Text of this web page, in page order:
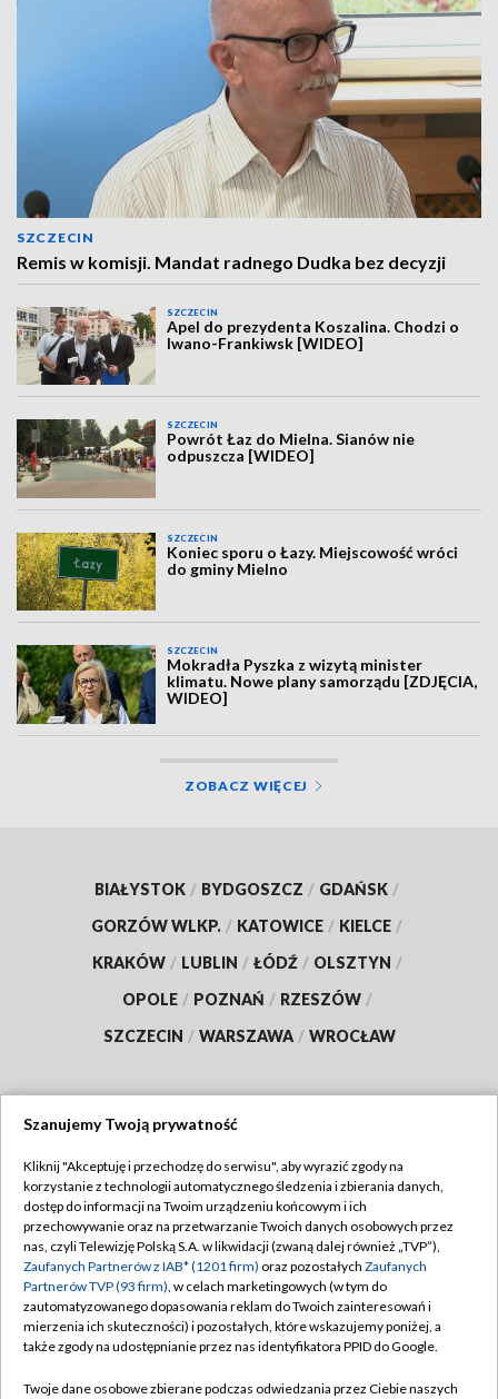
SZCZECIN
Remis w komisji. Mandat radnego Dudka bez decyzji
SZCZECIN
Apel do prezydenta Koszalina. Chodzi o
Iwano-Frankiwsk [WIDEO]
SZCZECIN
Powrót Łaz do Mielna. Sianów nie
odpuszcza [WIDEO]
SZCZECIN
Koniec sporu o Łazy. Miejscowość wróci
do gminy Mielno
SZCZECIN
Mokradła Pyszka z wizytą minister
klimatu. Nowe plany samorządu [ZDJĘCIA,
WIDEO]
ZOBACZ WIĘCEJ
BIAŁYSTOK / BYDGOSZCZ / GDAŃSK /
GORZÓW WLKP. / KATOWICE / KIELCE /
KRAKÓW / LUBLIN / ŁÓDŹ / OLSZTYN /
OPOLE / POZNAŃ / RZESZÓW /
SZCZECIN / WARSZAWA / WROCŁAW
TVP
Abonament TVP
Emisja w TVP
Centrum informacji TVP
Naziemna Telewizja Cyfrowa
Regulamin TVP
Polityka prywatności
Moje zgody
Pomoc
Szanujemy Twoją prywatność
Kliknij "Akceptuję i przechodzę do serwisu", aby wyrazić zgody na
korzystanie z technologii automatycznego śledzenia i zbierania danych,
dostęp do informacji na Twoim urządzeniu końcowym i ich
przechowywanie oraz na przetwarzanie Twoich danych osobowych przez
nas, czyli Telewizję Polską S.A. w likwidacji (zwaną dalej również „TVP”),
Zaufanych Partnerów z IAB* (1201 firm) oraz pozostałych Zaufanych
Partnerów TVP (93 firm), w celach marketingowych (w tym do
zautomatyzowanego dopasowania reklam do Twoich zainteresowań i
mierzenia ich skuteczności) i pozostałych, które wskazujemy poniżej, a
także zgody na udostępnianie przez nas identyfikatora PPID do Google.
Twoje dane osobowe zbierane podczas odwiedzania przez Ciebie naszych